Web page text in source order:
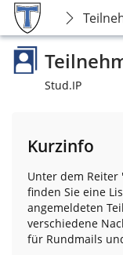
Stud.IP
Kurzinfo
Unter dem Reiter
finden Sie eine
angemeldeten
verschiedene
für Rundmails